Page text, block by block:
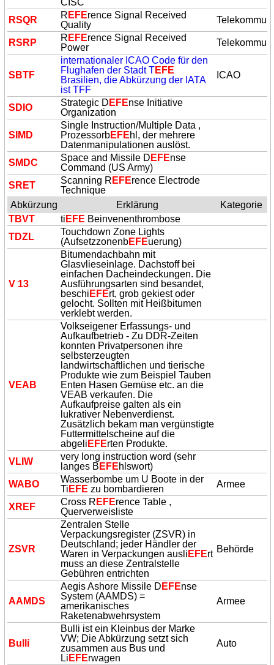
CISC
RSQR
R EFErence Signal Received
Quality
RSRP R EFErence Signal Received
Power
SBTF
internationaler ICAO Code für den
Flughafen der Stadt TEFE
Brasilien, die Abkürzung der IATA
ist TFF
ICAO
SDIO Strategic D EFEnse Initiative
Organization
SIMD
Single Instruction/Multiple Data ,
ProzessorbEFEhl, der mehrere
Datenmanipulationen auslöst.
SMDC
Space and Missile D EFEnse
Command (US Army)
SRET
Scanning R EFErence Electrode
Technique
Abkürzung
Erklärung
Kategorie
TBVT
ti EFE Beinvenenthrombose
TDZL
Touchdown Zone Lights
(AufsetzzonenbEFEuerung)
V 13
Bitumendachbahn mit
Glasvlieseinlage. Dachstoff bei
einfachen Dacheindeckungen. Die
Ausführungsarten sind besandet,
beschi EFErt, grob gekiest oder
gelocht. Sollten mit Heißbitumen
verklebt werden.
VEAB
Volkseigener Erfassungs- und
Aufkaufbetrieb - Zu DDR-Zeiten
konnten Privatpersonen ihre
selbsterzeugten
landwirtschaftlichen und tierische
Produkte wie zum Beispiel Tauben
Enten Hasen Gemüse etc. an die
VEAB verkaufen. Die
Aufkaufpreise galten als ein
lukrativer Nebenverdienst.
Zusätzlich bekam man vergünstigte
Futtermittelscheine auf die
abgeli EFErten Produkte.
VLIW
very long instruction word (sehr
langes B EFEhlswort)
WABO
Wasserbombe um U Boote in der
Ti EFE zu bombardieren Armee
XREF Cross R EFErence Table ,
Querverweisliste
ZSVR
Zentralen Stelle
Verpackungsregister (ZSVR) in
Deutschland; jeder Händler der
Waren in Verpackungen ausli EFErt
muss an diese Zentralstelle
Gebühren entrichten
Behörde
AAMDS
Aegis Ashore Missile D EFEnse
System (AAMDS) =
amerikanisches
Raketenabwehrsystem
Armee
Bulli
Bulli ist ein Kleinbus der Marke
VW; Die Abkürzung setzt sich
zusammen aus Bus und
Li EFErwagen
Auto